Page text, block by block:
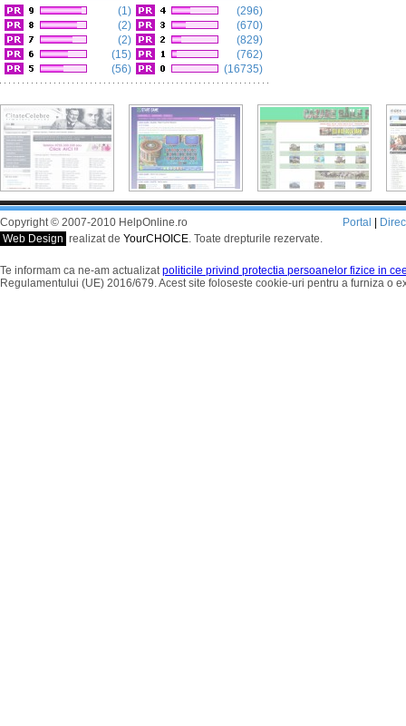
(1)
(2)
(2)
(15)
(56)
(296)
(670)
(829)
(762)
(16735)
Copyright © 2007-2010 HelpOnline.ro
Web Design realizat de YourCHOICE. Toate drepturile rezervate.
Portal
Te informam ca ne-am actualizatpoliticile privind protectia persoanelor fizice in
Regulamentului (UE) 2016/679. Acest site foloseste cookie-uri pentru a furniza o